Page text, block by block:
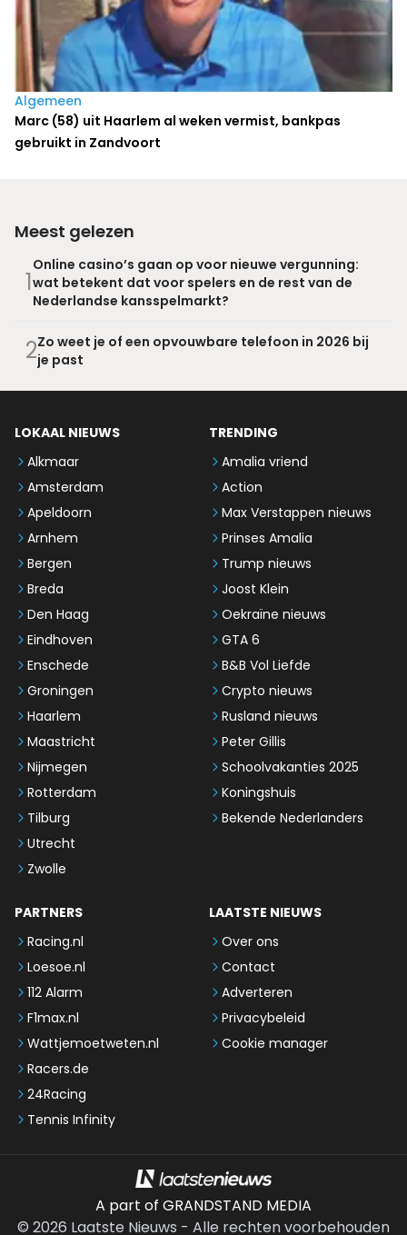
Algemeen
Marc (58) uit Haarlem al weken vermist, bankpas
gebruikt in Zandvoort
Meest gelezen
1
Online casino’s gaan op voor nieuwe vergunning:
wat betekent dat voor spelers en de rest van de
Nederlandse kansspelmarkt?
2Zo weet je of een opvouwbare telefoon in 2026 bij
je past
LOKAAL NIEUWS
Alkmaar
Amsterdam
Apeldoorn
Arnhem
Bergen
Breda
Den Haag
Eindhoven
Enschede
Groningen
Haarlem
Maastricht
Nijmegen
Rotterdam
Tilburg
Utrecht
Zwolle
TRENDING
Amalia vriend
Action
Max Verstappen nieuws
Prinses Amalia
Trump nieuws
Joost Klein
Oekraïne nieuws
GTA 6
B&B Vol Liefde
Crypto nieuws
Rusland nieuws
Peter Gillis
Schoolvakanties 2025
Koningshuis
Bekende Nederlanders
PARTNERS
Racing.nl
Loesoe.nl
112 Alarm
F1max.nl
Wattjemoetweten.nl
Racers.de
24Racing
Tennis Infinity
LAATSTE NIEUWS
Over ons
Contact
Adverteren
Privacybeleid
Cookie manager
A part of GRANDSTAND MEDIA
© 2026 Laatste Nieuws - Alle rechten voorbehouden